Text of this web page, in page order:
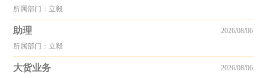
所属部门：立毅
助理
所属部门：立毅
2026/08/06
大货业务 2026/08/06